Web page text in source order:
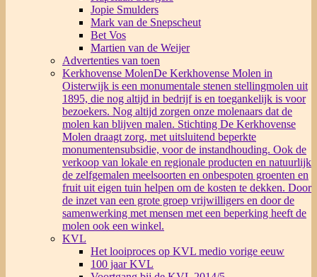
Jopie Smulders
Mark van de Snepscheut
Bet Vos
Martien van de Weijer
Advertenties van toen
Kerkhovense MolenDe Kerkhovense Molen in
Oisterwijk is een monumentale stenen stellingmolen uit
1895, die nog altijd in bedrijf is en toegankelijk is voor
bezoekers. Nog altijd zorgen onze molenaars dat de
molen kan blijven malen. Stichting De Kerkhovense
Molen draagt zorg, met uitsluitend beperkte
monumentensubsidie, voor de instandhouding. Ook de
verkoop van lokale en regionale producten en natuurlijk
de zelfgemalen meelsoorten en onbespoten groenten en
fruit uit eigen tuin helpen om de kosten te dekken. Door
de inzet van een grote groep vrijwilligers en door de
samenwerking met mensen met een beperking heeft de
molen ook een winkel.
KVL
Het looiproces op KVL medio vorige eeuw
100 jaar KVL